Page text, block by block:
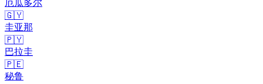
厄瓜多尔
🇬🇾
圭亚那
🇵🇾
巴拉圭
🇵🇪
秘鲁